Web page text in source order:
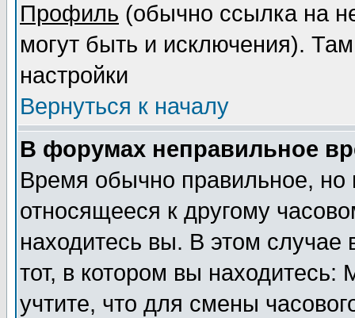
Профиль (обычно ссылка на
могут быть и исключения).
настройки
Вернуться к началу
В форумах неправильное
Время обычно правильное,
относящееся к другому
находитесь вы. В этом
тот, в котором вы
учтите, что для смены